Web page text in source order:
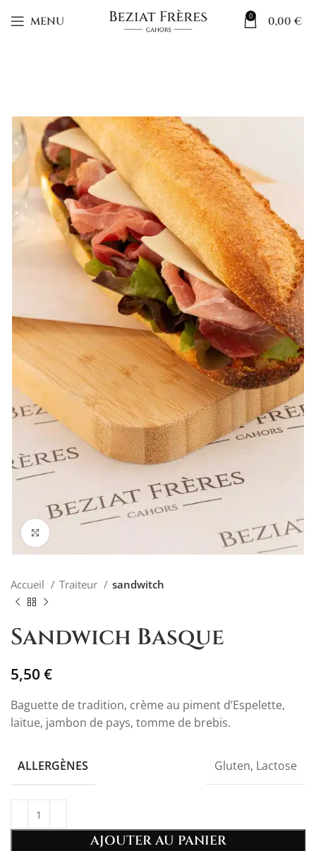
MENU 0 0,00€
Accueil Traiteur sandwitch
Sandwich Basque
5,50 €
Baguette de tradition, crème au piment d’Espelette,
laitue, jambon de pays, tomme de brebis.
ALLERGÈNES Gluten, Lactose
AJOUTER AU PANIER